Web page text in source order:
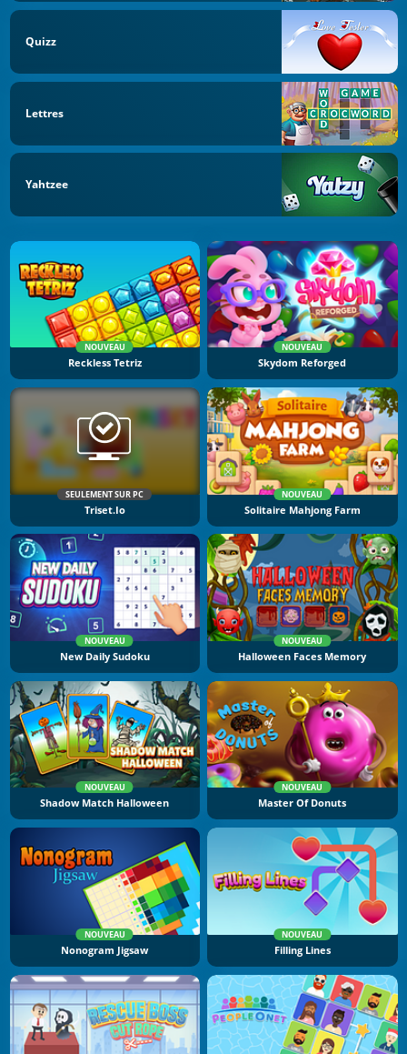
Quizz
Lettres
Yahtzee
NOUVEAU
Reckless Tetriz
NOUVEAU
Skydom Reforged
SEULEMENT SUR PC
Triset.io
NOUVEAU
Solitaire Mahjong Farm
NOUVEAU
New Daily Sudoku
NOUVEAU
Halloween Faces Memory
NOUVEAU
Shadow Match Halloween
NOUVEAU
Master Of Donuts
NOUVEAU
Nonogram Jigsaw
NOUVEAU
Filling Lines